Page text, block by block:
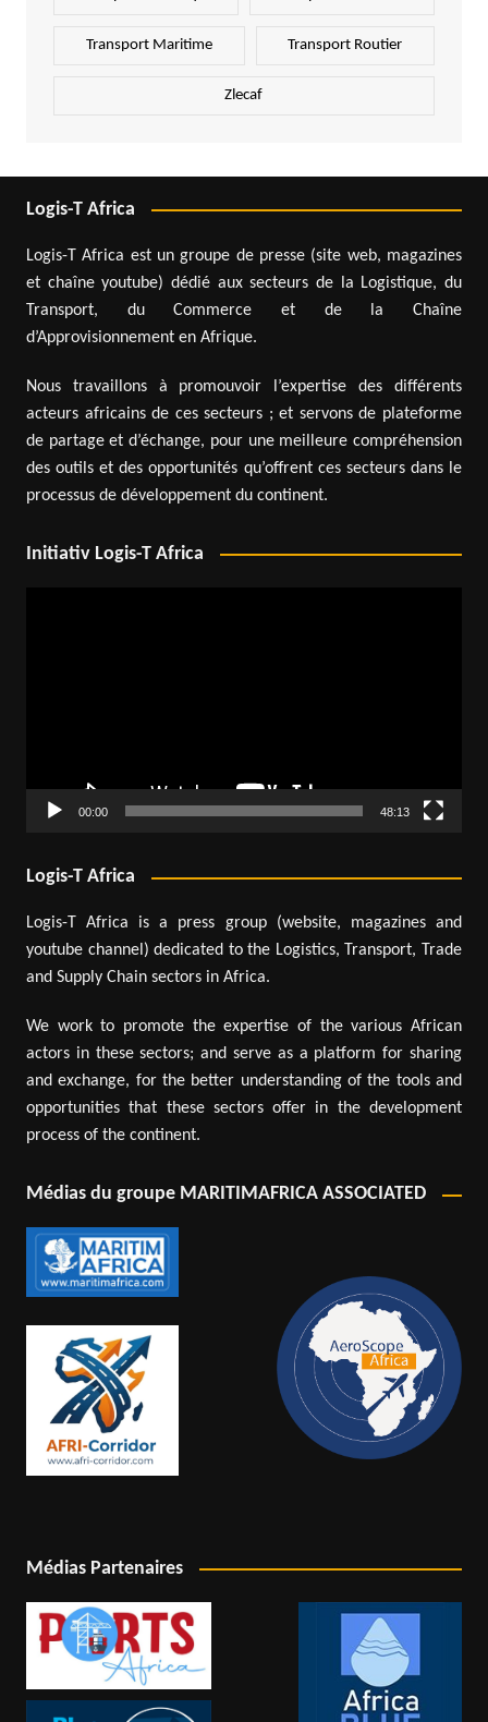
Transport Maritime Transport Routier
Zlecaf
Logis-T Africa
Logis-T Africa est un groupe de presse (site web, magazines
et chaîne youtube) dédié aux secteurs de la Logistique, du
Transport, du Commerce et de la Chaîne
d’Approvisionnement en Afrique.
Nous travaillons à promouvoir l’expertise des différents
acteurs africains de ces secteurs ; et servons de plateforme
de partage et d’échange, pour une meilleure compréhension
des outils et des opportunités qu’offrent ces secteurs dans le
processus de développement du continent.
Initiativ Logis-T Africa
00:00 48:13
Logis-T Africa
Logis-T Africa is a press group (website, magazines and
youtube channel) dedicated to the Logistics, Transport, Trade
and Supply Chain sectors in Africa.
We work to promote the expertise of the various African
actors in these sectors; and serve as a platform for sharing
and exchange, for the better understanding of the tools and
opportunities that these sectors offer in the development
process of the continent.
Médias du groupe MARITIMAFRICA ASSOCIATED
Médias Partenaires